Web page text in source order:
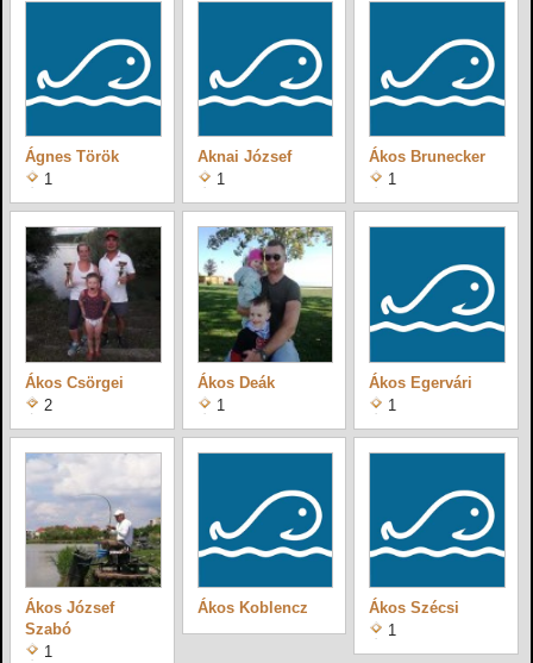
Ágnes Török
1
Aknai József
1
Ákos Brunecker
1
Ákos Csörgei
2
Ákos Deák
1
Ákos Egervári
1
Ákos József
Szabó
1
Ákos Koblencz
Ákos Szécsi
1